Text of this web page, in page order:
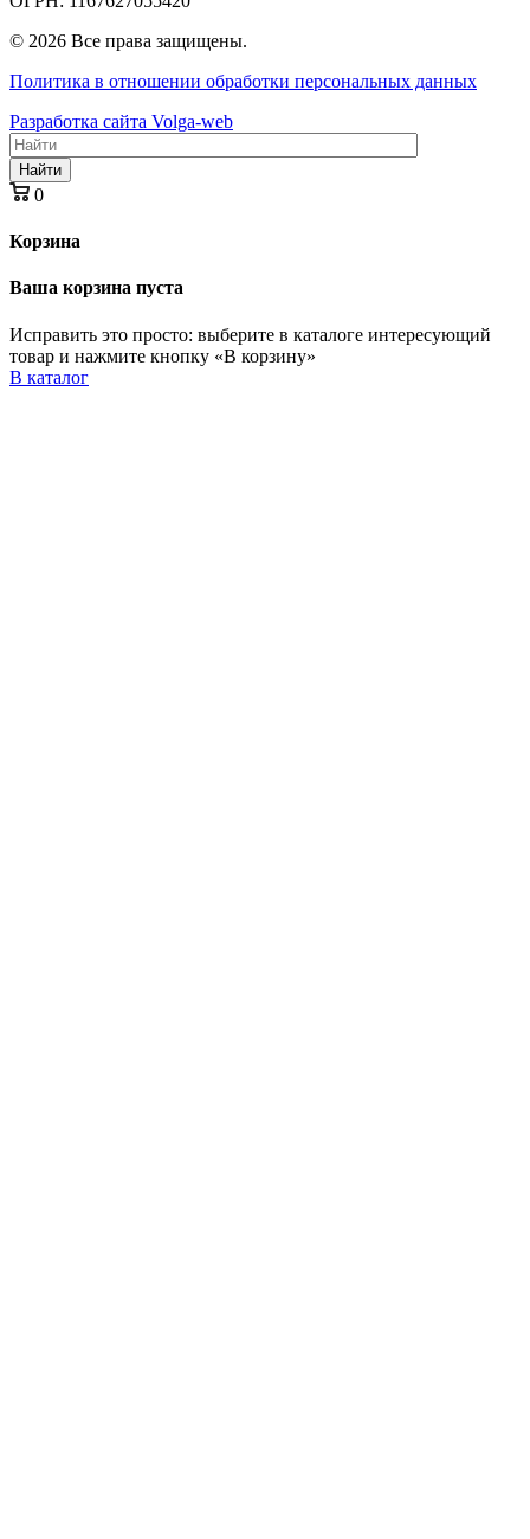
© 2026 Все права защищены.
Политика в отношении обработки персональных данных
Разработка сайта Volga-web
Найти
0
Корзина
Ваша корзина пуста
Исправить это просто: выберите в каталоге интересующий
товар и нажмите кнопку «В корзину»
В каталог